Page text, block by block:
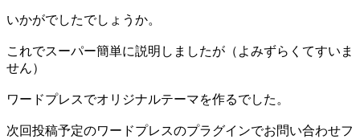
いかがでしたでしょうか。
これでスーパー簡単に説明しましたが（よみずらくてすいま
せん）
ワードプレスでオリジナルテーマを作るでした。
次回投稿予定のワードプレスのプラグインでお問い合わせフ